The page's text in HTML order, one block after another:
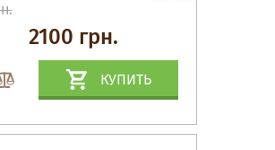
2100 грн.
КУПИТЬ